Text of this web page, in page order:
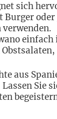
sich
aus
Sie